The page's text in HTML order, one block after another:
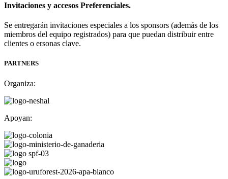
Invitaciones y accesos Preferenciales.
Se entregarán invitaciones especiales a los sponsors (además de los
miembros del equipo registrados) para que puedan distribuir entre
clientes o ersonas clave.
PARTNERS
Organiza:
Apoyan: